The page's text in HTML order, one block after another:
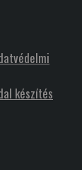
készítés